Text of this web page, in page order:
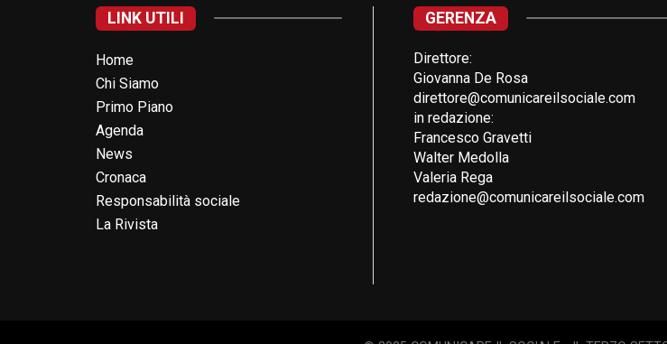
LINK UTILI
Home
Chi Siamo
Primo Piano
Agenda
News
Cronaca
Responsabilità sociale
La Rivista
GERENZA
Direttore:
Giovanna De Rosa
direttore@comunicareilsociale.com
in redazione:
Francesco Gravetti
Walter Medolla
Valeria Rega
redazione@comunicareilsociale.com